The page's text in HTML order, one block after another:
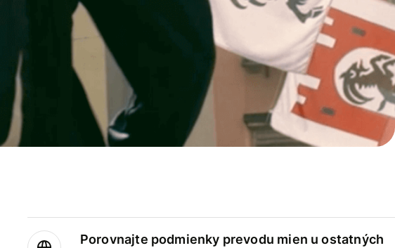
Porovnajte podmienky prevodu mien u ostatných